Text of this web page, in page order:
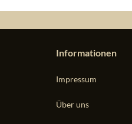
Informationen
Impressum
Über uns